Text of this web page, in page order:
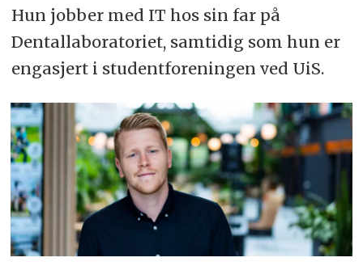
Hun jobber med IT hos sin far på
Dentallaboratoriet, samtidig som hun er
engasjert i studentforeningen ved UiS.